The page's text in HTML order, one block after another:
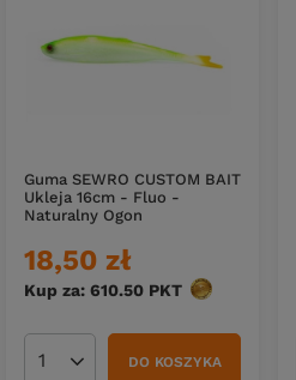
Guma SEWRO CUSTOM BAIT
Ukleja 16cm - Fluo -
Naturalny Ogon
18,50 zł
Kup za: 610.50 PKT punktów
Ilość produktówDO KOSZYKA